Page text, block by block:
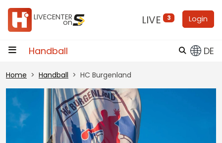
Zum Inhalt
LIVECENTER
on LIVE 3 Login
Handball DE
Home Handball HC Burgenland